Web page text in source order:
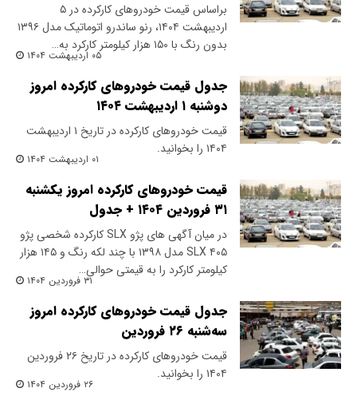
براساس قیمت خودروهای کارکرده در ۵
اردیبهشت ۱۴۰۴، رنو ساندرو اتوماتیک مدل ۱۳۹۶
بدون رنگ با ۱۵۰ هزار کیلومتر کارکرد به…
۰۵ اردیبهشت ۱۴۰۴
جدول قیمت خودروهای کارکرده امروز
دوشنبه ۱ اردیبهشت ۱۴۰۴
قیمت خودروهای کارکرده در تاریخ ۱ اردیبهشت
۱۴۰۴ را بخوانید.
۰۱ اردیبهشت ۱۴۰۴
قیمت خودروهای کارکرده امروز یکشنبه
۳۱ فروردین ۱۴۰۴ + جدول
در میان آگهی های پژو SLX کارکرده شخصی پژو
۴۰۵ SLX مدل ۱۳۹۸ با چند لکه رنگ و ۱۴۵ هزار
کیلومتر کارکرد را به قیمتی حوالی…
۳۱ فروردین ۱۴۰۴
جدول قیمت خودروهای کارکرده امروز
سه‌شنبه ۲۶ فروردین
قیمت خودروهای کارکرده در تاریخ ۲۶ فروردین
۱۴۰۴ را بخوانید.
۲۶ فروردین ۱۴۰۴